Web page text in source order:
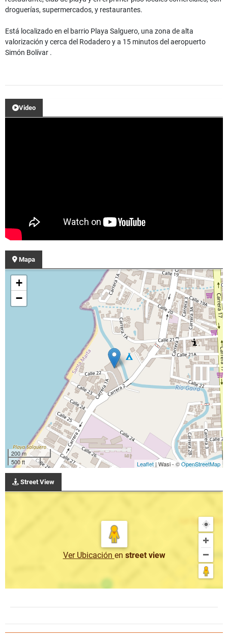
droguerías, supermercados, y restaurantes.
Está localizado en el barrio Playa Salguero, una zona de alta
valorización y cerca del Rodadero y a 15 minutos del aeropuerto
Simón Bolívar .
Video
Mapa
+
−
200 m
500 ft
Leaflet| Wasi - ©OpenStreetMap
Street View
Ver Ubicación en street view